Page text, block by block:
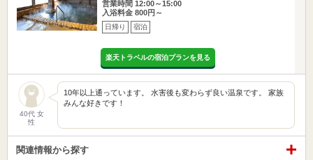
営業時間 12:00～15:00
入浴料金 800円～
日帰り 宿泊
楽天トラベルの宿泊プランを見る
40代 女
性
10年以上通っています。 水害後も変わらず良い温泉です。 家族
みんな好きです！
関連情報から探す